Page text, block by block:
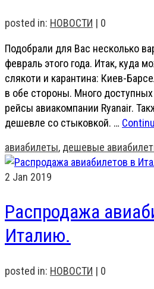
posted in: НОВОСТИ | 0
Подобрали для Вас несколько
февраль этого года. Итак, куда
слякоти и карантина: Киев-
в обе стороны. Много
рейсы авиакомпании Ryanair.
дешевле со стыковкой. …
авиабилеты, дешевые
2 Jan 2019
Распродажа
Италию.
posted in: НОВОСТИ | 0